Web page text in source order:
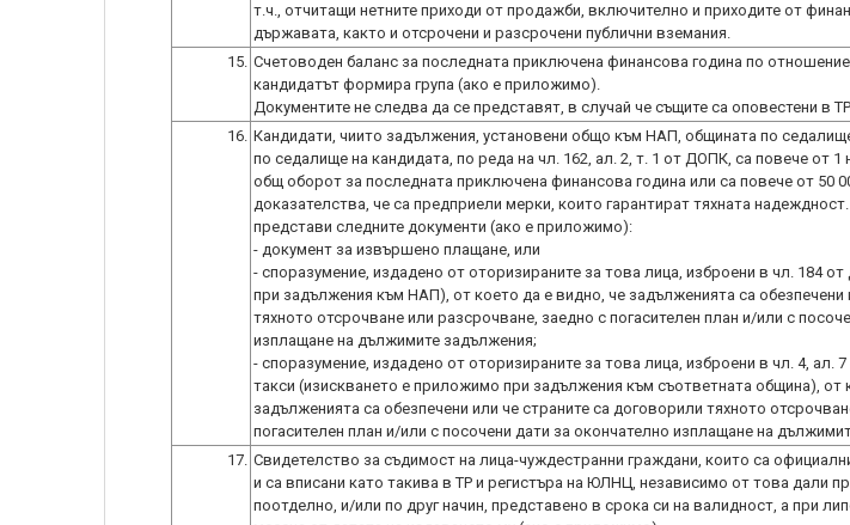
т.ч., отчитащи нетните приходи от продажби, включително и приходите от
държавата, както и отсрочени и разсрочени публични вземания.
15. Счетоводен баланс за последната приключена финансова година по
кандидатът формира група (ако е приложимо).
Документите не следва да се представят, в случай че същите са оповестени в
16. Кандидати, чиито задължения, установени общо към НАП, общината по
по седалище на кандидата, по реда на чл. 162, ал. 2, т. 1 от ДОПК, са повече от 1
общ оборот за последната приключена финансова година или са повече от 50
доказателства, че са предприели мерки, които гарантират тяхната
представи следните документи (ако е приложимо):
- документ за извършено плащане, или
- споразумение, издадено от оторизираните за това лица, изброени в чл. 184
при задължения към НАП), от което да е видно, че задълженията са обезпечени
тяхното отсрочване или разсрочване, заедно с погасителен план и/или с
изплащане на дължимите задължения;
- споразумение, издадено от оторизираните за това лица, изброени в чл. 4, ал.
такси (изискването е приложимо при задължения към съответната община), от
задълженията са обезпечени или че страните са договорили тяхното
погасителен план и/или с посочени дати за окончателно изплащане на
17. Свидетелство за съдимост на лица-чуждестранни граждани, които са
и са вписани като такива в ТР и регистъра на ЮЛНЦ, независимо от това дали
поотделно, и/или по друг начин, представено в срока си на валидност, а при